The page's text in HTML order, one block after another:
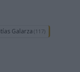
Galarza(117)